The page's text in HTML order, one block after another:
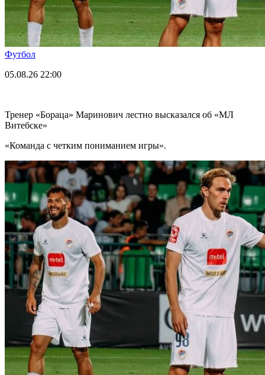
Футбол
05.08.26 22:00
Тренер «Бораца» Маринович лестно высказался об «МЛ
Витебске»
«Команда с четким пониманием игры».